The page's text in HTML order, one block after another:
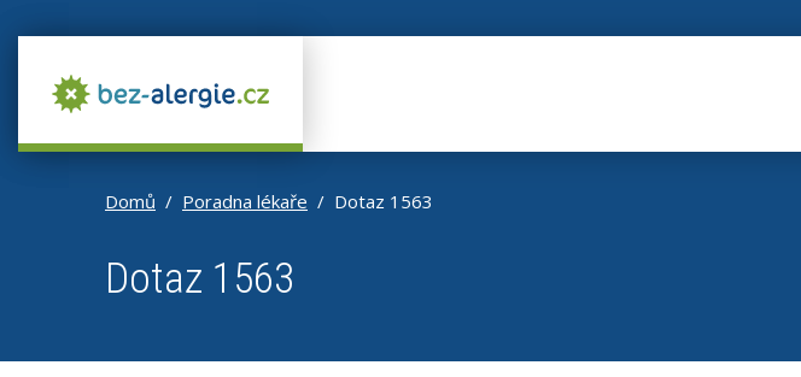
Domů Poradna lékaře Dotaz 1563
Dotaz 1563